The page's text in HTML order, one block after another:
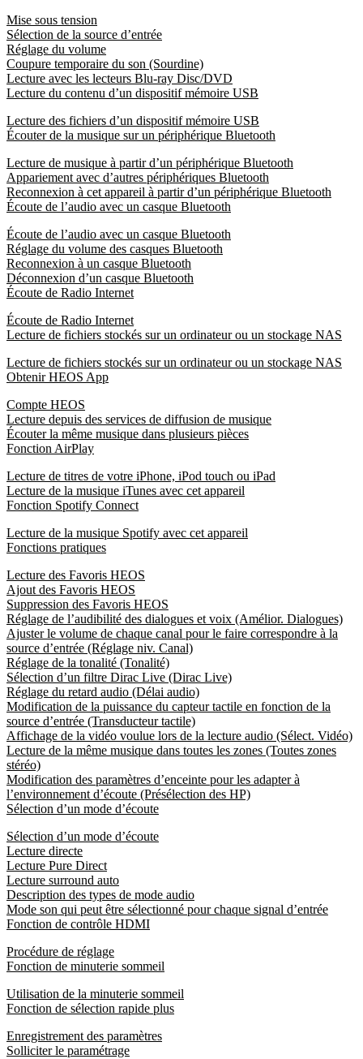
Mise sous tension
Sélection de la source d’entrée
Réglage du volume
Coupure temporaire du son (Sourdine)
Lecture avec les lecteurs Blu-ray Disc/DVD
Lecture du contenu d’un dispositif mémoire USB
Lecture des fichiers d’un dispositif mémoire USB
Écouter de la musique sur un périphérique Bluetooth
Lecture de musique à partir d’un périphérique Bluetooth
Appariement avec d’autres périphériques Bluetooth
Reconnexion à cet appareil à partir d’un périphérique Bluetooth
Écoute de l’audio avec un casque Bluetooth
Écoute de l’audio avec un casque Bluetooth
Réglage du volume des casques Bluetooth
Reconnexion à un casque Bluetooth
Déconnexion d’un casque Bluetooth
Écoute de Radio Internet
Écoute de Radio Internet
Lecture de fichiers stockés sur un ordinateur ou un stockage NAS
Lecture de fichiers stockés sur un ordinateur ou un stockage NAS
Obtenir HEOS App
Compte HEOS
Lecture depuis des services de diffusion de musique
Écouter la même musique dans plusieurs pièces
Fonction AirPlay
Lecture de titres de votre iPhone, iPod touch ou iPad
Lecture de la musique iTunes avec cet appareil
Fonction Spotify Connect
Lecture de la musique Spotify avec cet appareil
Fonctions pratiques
Lecture des Favoris HEOS
Ajout des Favoris HEOS
Suppression des Favoris HEOS
Réglage de l’audibilité des dialogues et voix (Amélior. Dialogues)
Ajuster le volume de chaque canal pour le faire correspondre à la
source d’entrée (Réglage niv. Canal)
Réglage de la tonalité (Tonalité)
Sélection d’un filtre Dirac Live (Dirac Live)
Réglage du retard audio (Délai audio)
Modification de la puissance du capteur tactile en fonction de la
source d’entrée (Transducteur tactile)
Affichage de la vidéo voulue lors de la lecture audio (Sélect. Vidéo)
Lecture de la même musique dans toutes les zones (Toutes zones
stéréo)
Modification des paramètres d’enceinte pour les adapter à
l’environnement d’écoute (Présélection des HP)
Sélection d’un mode d’écoute
Sélection d’un mode d’écoute
Lecture directe
Lecture Pure Direct
Lecture surround auto
Description des types de mode audio
Mode son qui peut être sélectionné pour chaque signal d’entrée
Fonction de contrôle HDMI
Procédure de réglage
Fonction de minuterie sommeil
Utilisation de la minuterie sommeil
Fonction de sélection rapide plus
Enregistrement des paramètres
Solliciter le paramétrage